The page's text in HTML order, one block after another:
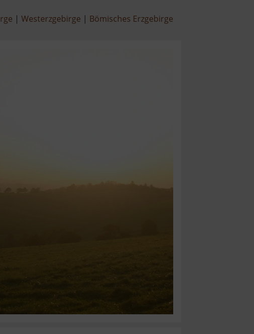
Westerzgebirge Bömisches Erzgebirge